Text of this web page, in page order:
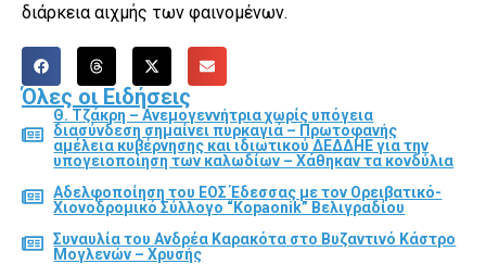
διάρκεια αιχμής των φαινομένων.
Όλες οι Ειδήσεις
Θ. Τζάκρη – Ανεμογεννήτρια χωρίς υπόγεια
διασύνδεση σημαίνει πυρκαγιά – Πρωτοφανής
αμέλεια κυβέρνησης και ιδιωτικού ΔΕΔΔΗΕ για την
υπογειοποίηση των καλωδίων – Χάθηκαν τα κονδύλια
Αδελφοποίηση του ΕΟΣ Έδεσσας με τον Ορειβατικό-
Χιονοδρομικό Σύλλογο “Kopaonik” Βελιγραδίου
Συναυλία του Ανδρέα Καρακότα στο Βυζαντινό Κάστρο
Μογλενών – Χρυσής